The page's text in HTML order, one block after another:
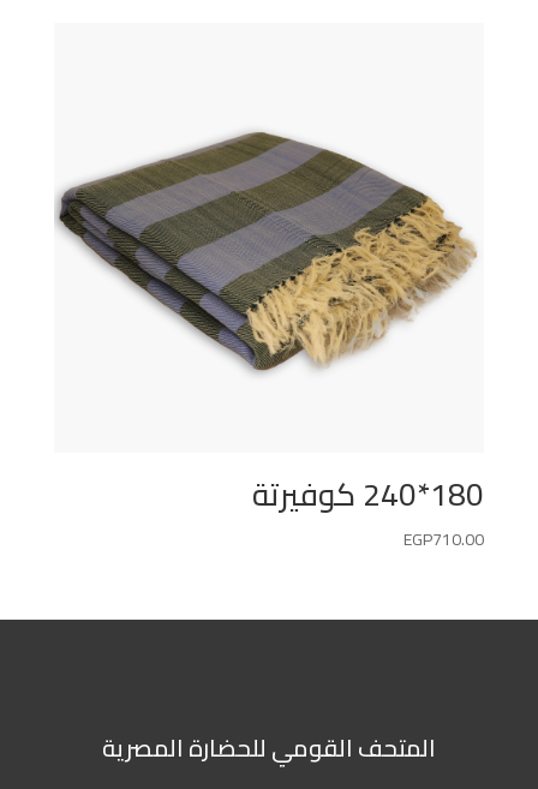
180*240 كوفيرتة
EGP710.00
المتحف القومي للحضارة المصرية